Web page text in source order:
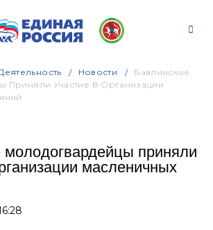
Новости
Бавлинские
Приняли Участие В Организации
молодогвардейцы приняли
масленичных